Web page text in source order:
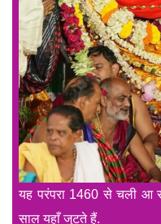
यह परंपरा 1460 से चली आ
साल यहाँ जुटते हैं.